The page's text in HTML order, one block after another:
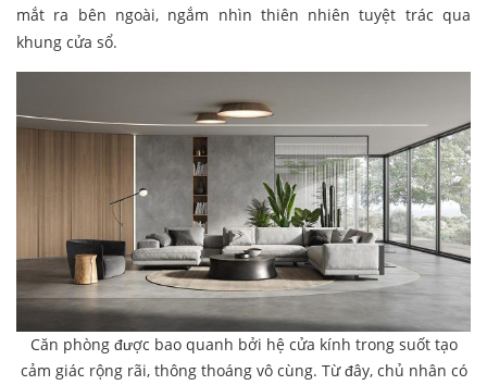
mắt ra bên ngoài, ngắm nhìn thiên nhiên tuyệt trác qua
khung cửa sổ.
Căn phòng được bao quanh bởi hệ cửa kính trong suốt tạo
cảm giác rộng rãi, thông thoáng vô cùng. Từ đây, chủ nhân có